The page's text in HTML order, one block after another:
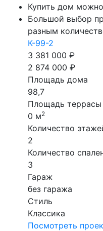
Купить дом
Большой выбор
разным
К-99-2
3 381 000 ₽
2 874 000 ₽
Площадь дома
98,7
Площадь террасы
0 м2
Количество
2
Количество
3
Гараж
без гаража
Стиль
Классика
Посмотреть